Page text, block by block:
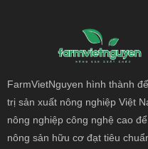
FarmVietNguyen hình thành
trị sản xuất nông nghiệp Việt
nông nghiệp công nghệ cao
nông sản hữu cơ đạt tiêu